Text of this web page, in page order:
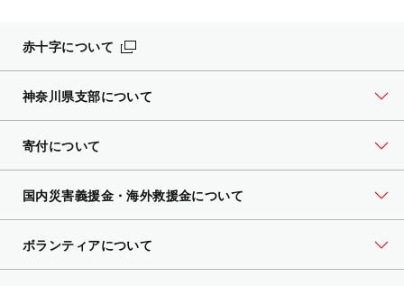
赤十字について
神奈川県支部について
寄付について
国内災害義援金・海外救援金について
ボランティアについて